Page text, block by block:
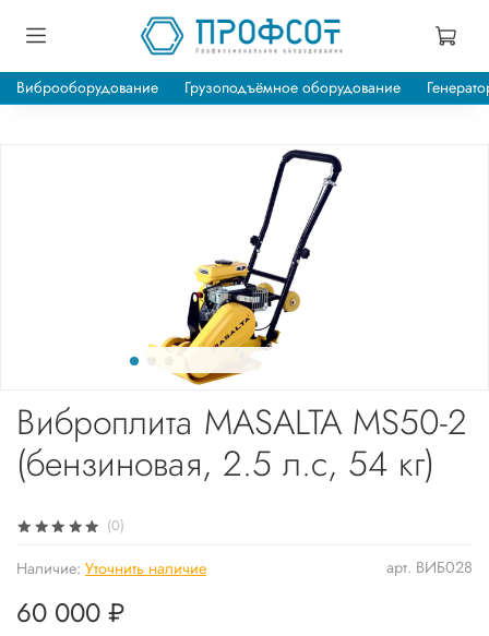
Виброоборудование Грузоподъёмное оборудование
(0)
арт. ВИБ028
Наличие: Уточнить наличие
Виброплита MASALTA MS50-2
(бензиновая, 2.5 л.с, 54 кг)
60 000 ₽